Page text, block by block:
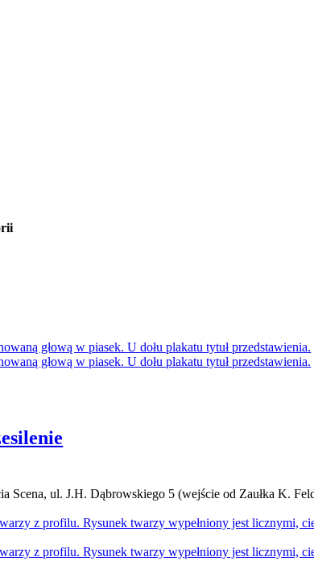
Scena, ul. J.H. Dąbrowskiego 5 (wejście od Zaułka K.